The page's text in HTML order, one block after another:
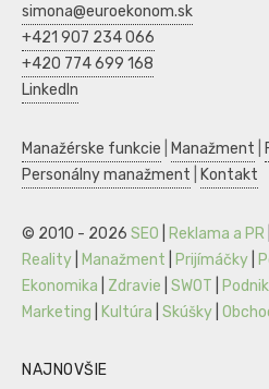
simona@euroekonom.sk
+421 907 234 066
+420 774 699 168
LinkedIn
Manažérske funkcie Manažment
Personálny manažment
Kontakt
© 2010 - 2026 SEO Reklama a PR
Reality
Manažment Prijímáčky
Ekonomika
Zdravie SWOT
Marketing
Kultúra Skúšky
NAJNOVŠIE